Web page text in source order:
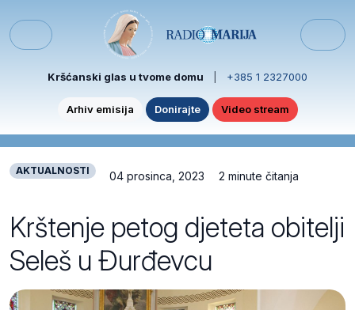
Menu
Kršćanski glas u tvome domu +385 1 2327000
Arhiv emisija Donirajte Video stream
AKTUALNOSTI 04 prosinca, 2023 2 minute čitanja
Krštenje petog djeteta obitelji
Seleš u Đurđevcu